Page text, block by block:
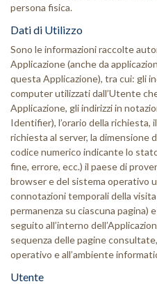
persona fisica.
Dati di Utilizzo
Sono le informazioni raccolte
Applicazione (anche da
questa Applicazione), tra cui: gli
computer utilizzati dall’Utente
Applicazione, gli indirizzi in
Identifier), l’orario della richiesta,
richiesta al server, la dimensione
codice numerico indicante lo
fine, errore, ecc.) il paese di
browser e del sistema operativo
connotazioni temporali della
permanenza su ciascuna pagina)
seguito all’interno
sequenza delle pagine
operativo e all’ambiente
Utente